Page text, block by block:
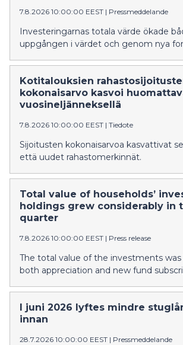
7.8.2026 10:00:00 EEST | Pressmeddelande
Investeringarnas totala värde ökade
uppgången i värdet och genom nya
Kotitalouksien
kokonaisarvo kasvoi
vuosineljänneksellä
7.8.2026 10:00:00 EEST | Tiedote
Sijoitusten kokonaisarvoa kasvattivat
että uudet rahastomerkinnät.
Total value of households’
holdings grew considerably in
quarter
7.8.2026 10:00:00 EEST | Press release
The total value of the investments
both appreciation and new fund
I juni 2026 lyftes mindre
innan
28.7.2026 10:00:00 EEST | Pressmeddelande